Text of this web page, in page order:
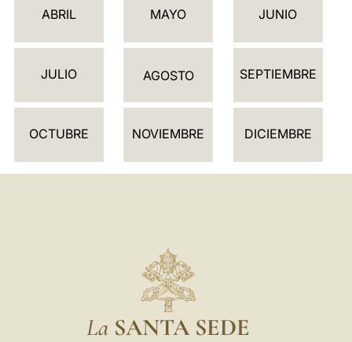
D
R
ABRIL MAYO JUNIO
JULIO AGOSTO SEPTIEMBRE
OCTUBRE NOVIEMBRE DICIEMBRE
La SANTA SEDE